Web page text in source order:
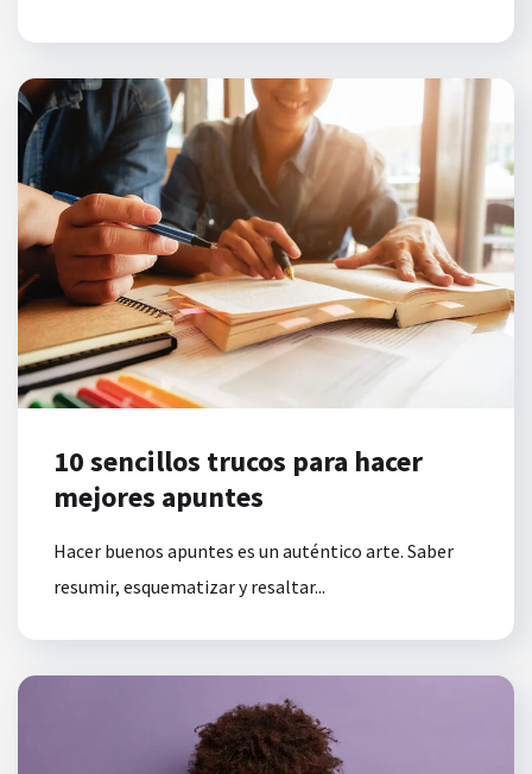
10 sencillos trucos para hacer
mejores apuntes
Hacer buenos apuntes es un auténtico arte. Saber
resumir, esquematizar y resaltar...